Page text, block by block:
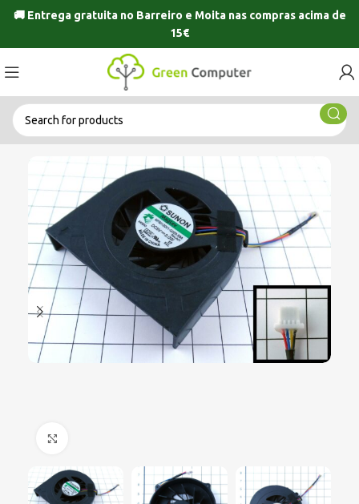
🚚 Entrega gratuita no Barreiro e Moitanas compras acima de
15€